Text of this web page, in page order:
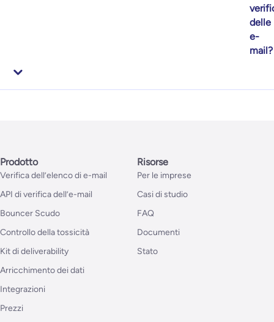
delle
e-
mail?
Prodotto
Verifica dell’elenco di e-mail
API di verifica dell’e-mail
Bouncer Scudo
Controllo della tossicità
Kit di deliverability
Arricchimento dei dati
Integrazioni
Prezzi
Risorse
Per le imprese
Casi di studio
FAQ
Documenti
Stato